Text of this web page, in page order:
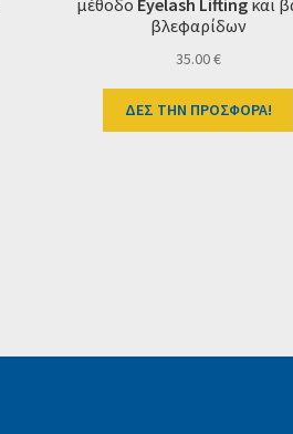
μέθοδο Eyelash Lifting και
βλεφαρίδων
35.00€
ΔΕΣ ΤΗΝ ΠΡΟΣΦΟΡΑ!